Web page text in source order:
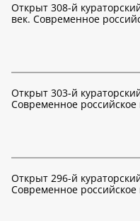
Открыт 308-й
век. Современное
Открыт 303-й
Современное российское
Открыт 296-й
Современное российское